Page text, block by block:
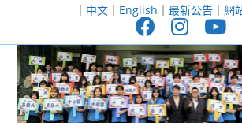
至
｜ 中文｜ English ｜ 最新公告｜ 網